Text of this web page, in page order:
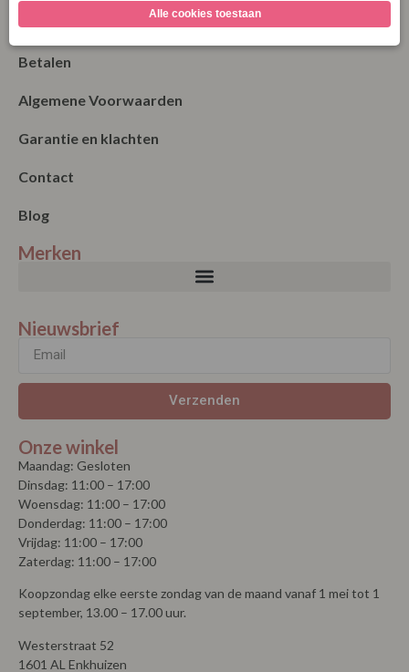
Bestellen
Betalen
Algemene Voorwaarden
Garantie en klachten
Contact
Blog
Merken
Nieuwsbrief
Verzenden
Onze winkel
Maandag: Gesloten
Dinsdag: 11:00 – 17:00
Woensdag: 11:00 – 17:00
Donderdag: 11:00 – 17:00
Vrijdag: 11:00 – 17:00
Zaterdag: 11:00 – 17:00
Koopzondag elke eerste zondag van de maand vanaf 1 mei tot 1
september, 13.00 – 17.00 uur.
Westerstraat 52
1601 AL Enkhuizen